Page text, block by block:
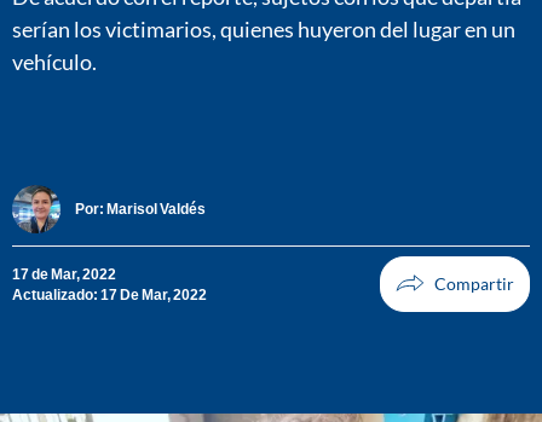
serían los victimarios, quienes huyeron del lugar en un
vehículo.
Por: Marisol Valdés
17 de Mar, 2022
Actualizado: 17 De Mar, 2022